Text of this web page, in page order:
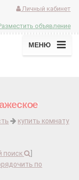
Личный кабинет
объявление
МЕНЮ
купить комнату
поиск
по